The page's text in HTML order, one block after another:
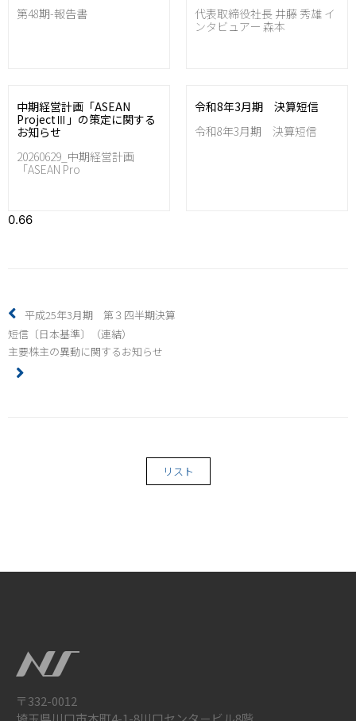
第48期-報告書
代表取締役社長 井藤 秀雄 イ
ンタビュアー 森本
中期経営計画「ASEAN
ProjectⅢ」の策定に関する
お知らせ
20260629_中期経営計画
「ASEAN Pro
令和8年3月期 決算短信
令和8年3月期 決算短信
平成25年3月期 第３四半期決算
短信〔日本基準〕（連結）
主要株主の異動に関するお知らせ
リスト
〒332-0012